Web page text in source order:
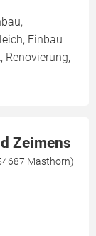
Einbau
Renovierung,
Zeimens
Masthorn)